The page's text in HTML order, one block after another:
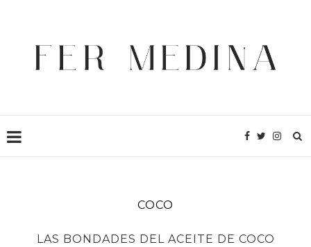
COCO
LAS BONDADES DEL ACEITE DE COCO